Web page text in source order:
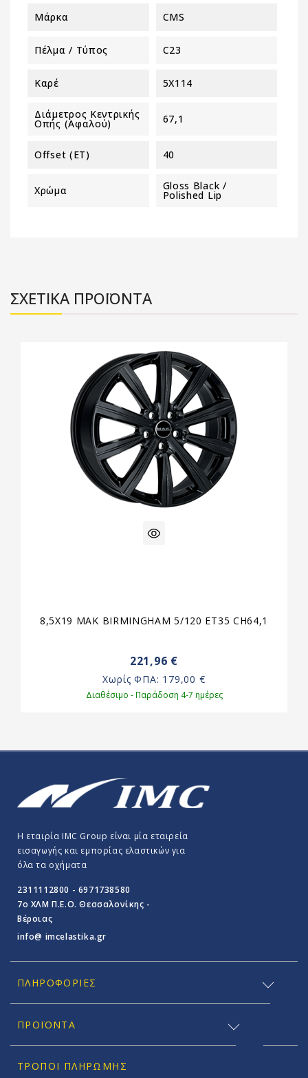
Μάρκα CMS
Πέλμα / Τύπος C23
Καρέ 5X114
Διάμετρος Κεντρικής
Οπής (αφαλού) 67,1
Offset (ET) 40
Χρώμα Gloss Black /
Polished Lip
ΣΧΕΤΙΚΑ ΠΡΟΪΟΝΤΑ
8,5X19 MAK BIRMINGHAM 5/120 ET35 CH64,1
221,96 €
Χωρίς ΦΠΑ: 179,00 €
Διαθέσιμο - Παράδοση 4-7 ημέρες
Η εταιρία IMC Group είναι μία εταιρεία
εισαγωγής και εμπορίας ελαστικών για
όλα τα οχήματα
2311112800 - 6971738580
7o ΧΛΜ Π.E.O. Θεσσαλονίκης -
Βέροιας
info@ imcelastika.gr
ΠΛΗΡΟΦΟΡΊΕΣ
ΠΡΟΪΟΝΤΑ
ΤΡΌΠΟΙ ΠΛΗΡΩΜΉΣ